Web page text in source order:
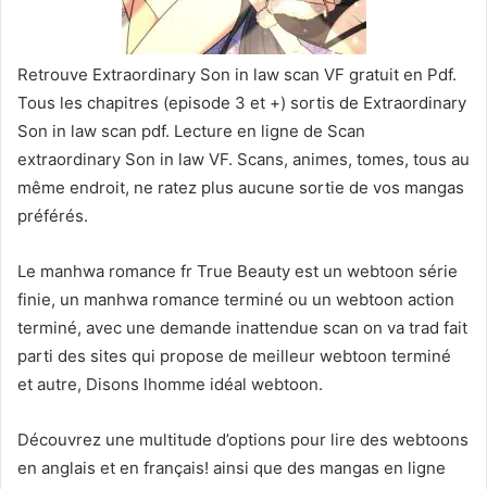
Retrouve Extraordinary Son in law scan VF gratuit en Pdf.
Tous les chapitres (episode 3 et +) sortis de Extraordinary
Son in law scan pdf. Lecture en ligne de Scan
extraordinary Son in law VF. Scans, animes, tomes, tous au
même endroit, ne ratez plus aucune sortie de vos mangas
préférés.
Le manhwa romance fr True Beauty est un webtoon série
finie, un manhwa romance terminé ou un webtoon action
terminé, avec une demande inattendue scan on va trad fait
parti des sites qui propose de meilleur webtoon terminé
et autre, Disons lhomme idéal webtoon.
Découvrez une multitude d’options pour lire des webtoons
en anglais et en français! ainsi que des mangas en ligne